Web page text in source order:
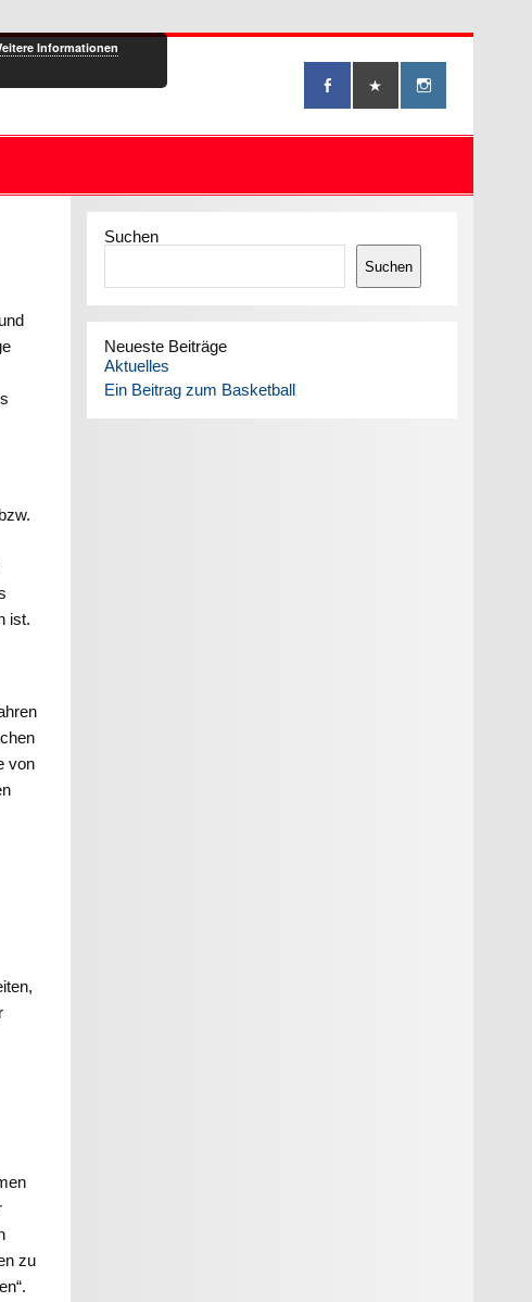
ist.
von
zu
Suchen
Suchen
Neueste Beiträge
Aktuelles
Ein Beitrag zum Basketball
Informationen